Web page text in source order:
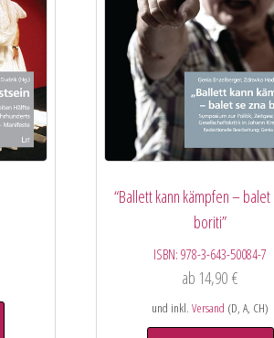
“Ballett kann kämpfen – balet
boriti”
ISBN:978-3-643-50084-7
ab 14,90€
und inkl.Versand (D, A, CH)